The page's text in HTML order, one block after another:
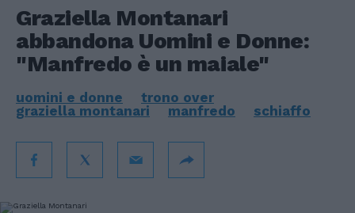
Graziella Montanari
abbandona Uomini e Donne:
"Manfredo è un maiale"
uomini e donne
trono over
graziella montanari
manfredo schiaffo